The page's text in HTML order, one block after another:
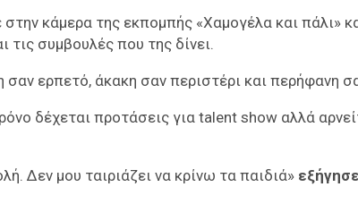
κάμερα της εκπομπής «Χαμογέλα και πάλι»
συμβουλές που της δίνει.
σαν ερπετό, άκακη σαν περιστέρι και περήφανη
δέχεται προτάσεις για talent show αλλά
Δεν μου ταιριάζει να κρίνω τα παιδιά»